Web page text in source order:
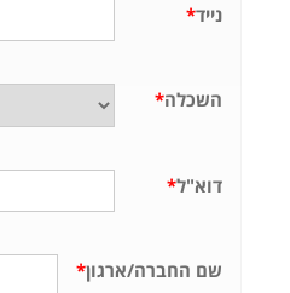
*נייד
*השכלה
*דוא"ל
*שם החברה/ארגון